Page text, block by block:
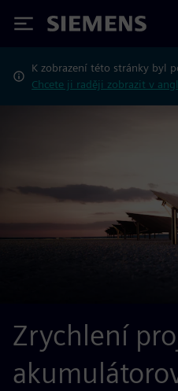
Siemens
K zobrazení této stránky byl
Chcete ji raději zobrazit v
Zrychlení